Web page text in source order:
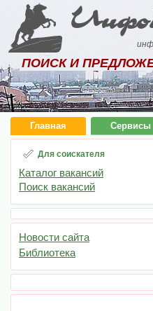
ПОИСК И
Главная Сервисы
Для соискателя
Каталог вакансий
Поиск вакансий
Новости сайта
Библиотека